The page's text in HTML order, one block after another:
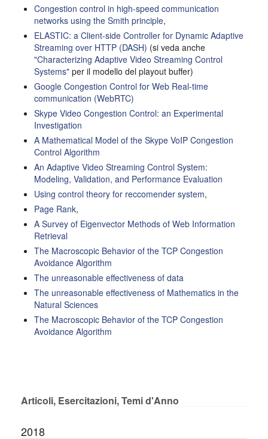
Congestion control in high-speed communication
networks using the Smith principle,
ELASTIC: a Client-side Controller for Dynamic Adaptive
Streaming over HTTP (DASH) (si veda anche
"Characterizing Adaptive Video Streaming Control
Systems" per il modello del playout buffer)
Google Congestion Control for Web Real-time
communication (WebRTC)
Skype Video Congestion Control: an Experimental
Investigation
A Mathematical Model of the Skype VoIP Congestion
Control Algorithm
An Adaptive Video Streaming Control System:
Modeling, Validation, and Performance Evaluation
Using control theory for reccomender system,
Page Rank,
A Survey of Eigenvector Methods of Web Information
Retrieval
The Macroscopic Behavior of the TCP Congestion
Avoidance Algorithm
The unreasonable effectiveness of data
The unreasonable effectiveness of Mathematics in the
Natural Sciences
The Macroscopic Behavior of the TCP Congestion
Avoidance Algorithm
Articoli, Esercitazioni, Temi d'Anno
2018